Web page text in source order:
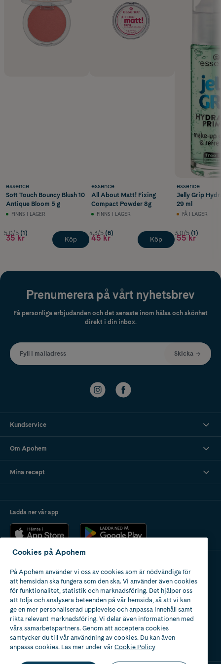
essence
Soft Touch Bouncy Blush 10
Antique Bloom 5 g
FINNS I LAGER
5.0/5 (1)
35 kr Köp
essence
All About Matt! Fixing
Compact Powder 8g
FINNS I LAGER
4.3/5 (6)
45 kr Köp
essence
Jelly Grip
29 ml
FÅ I LAGER
3.0/5 (1)
55 kr
Prenumerera på vårt nyhetsbrev
Få personliga erbjudanden och det senaste inom hälsa och skönhet
direkt i din inbox.
Fyll i mailadress Skicka
Kundservice
Om Apohem
Mina recept
Ladda ner vår app
Apotek med tillstånd
av Läkemedelsverket
Cookies på Apohem
På Apohem använder vi oss av cookies som är nödvändiga för
att hemsidan ska fungera som den ska. Vi använder även cookies
för funktionalitet, statistik och marknadsföring. Det hjälper oss
att följa och analysera beteenden på vår hemsida, så att vi kan
ge en mer personaliserad upplevelse och anpassa innehåll samt
rikta relevant marknadsföring. Vi delar även informationen med
våra samarbetspartners. Genom att acceptera cookies
samtycker du till vår användning av cookies. Du kan även
anpassa cookies. Läs mer under vårCookie Policy